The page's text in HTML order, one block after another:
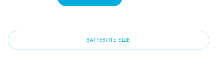
ЗАГРУЗИТЬ ЕЩЕ